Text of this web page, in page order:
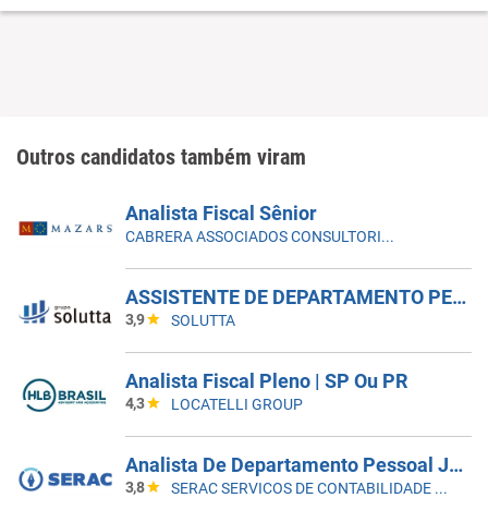
Outros candidatos também viram
Analista Fiscal Sênior
CABRERA ASSOCIADOS CONSULTORIA CONTÁBIL
ASSISTENTE DE DEPARTAMENTO PESSOAL | MORUMBI - VILA ANDRADE
3,9 SOLUTTA
Analista Fiscal Pleno | SP Ou PR
4,3 LOCATELLI GROUP
Analista De Departamento Pessoal Júnior
3,8 SERAC SERVICOS DE CONTABILIDADE S/S